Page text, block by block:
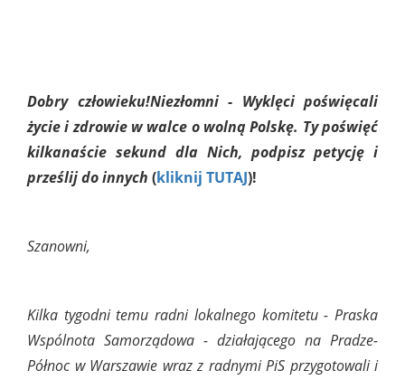
Dobry człowieku!Niezłomni - Wyklęci poświęcali
życie i zdrowie w walce o wolną Polskę. Ty poświęć
kilkanaście sekund dla Nich, podpisz petycję i
prześlij do innych (kliknij TUTAJ)!
Szanowni,
Kilka tygodni temu radni lokalnego komitetu - Praska
Wspólnota Samorządowa - działającego na Pradze-
Północ w Warszawie wraz z radnymi PiS przygotowali i